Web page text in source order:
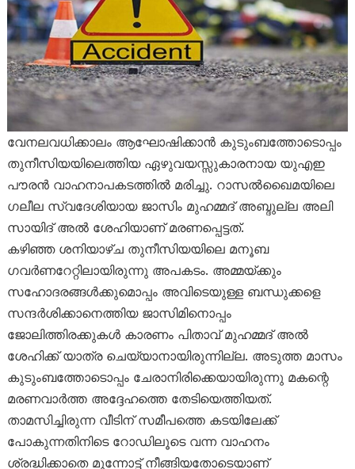
വേനലവധിക്കാലം ആഘോഷിക്കാൻ കുടുംബത്തോടൊപ്പം
തുനീസിയയിലെത്തിയ ഏഴുവയസ്സുകാരനായ യുഎഇ
പൗരൻ വാഹനാപകടത്തിൽ മരിച്ചു. റാസൽഖൈമയിലെ
ഗലീല സ്വദേശിയായ ജാസിം മുഹമ്മദ് അബ്ദുല്ല അലി
സായിദ് അൽ ശേഹിയാണ് മരണപ്പെട്ടത്.
കഴിഞ്ഞ ശനിയാഴ്ച തുനീസിയയിലെ മനൂബ
ഗവർണറേറ്റിലായിരുന്നു അപകടം. അമ്മയ്ക്കും
സഹോദരങ്ങൾക്കുമൊപ്പം അവിടെയുള്ള ബന്ധുക്കളെ
സന്ദർശിക്കാനെത്തിയ ജാസിമിനൊപ്പം
ജോലിത്തിരക്കുകൾ കാരണം പിതാവ് മുഹമ്മദ് അൽ
ശേഹിക്ക് യാത്ര ചെയ്യാനായിരുന്നില്ല. അടുത്ത മാസം
കുടുംബത്തോടൊപ്പം ചേരാനിരിക്കെയായിരുന്നു മകന്റെ
മരണവാർത്ത അദ്ദേഹത്തെ തേടിയെത്തിയത്.
താമസിച്ചിരുന്ന വീടിന് സമീപത്തെ കടയിലേക്ക്
പോകുന്നതിനിടെ റോഡിലൂടെ വന്ന വാഹനം
ശ്രദ്ധിക്കാതെ മുന്നോട്ട് നീങ്ങിയതോടെയാണ്